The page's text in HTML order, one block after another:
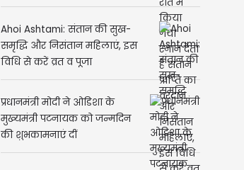
Ahoi Ashtami: संतान की सुख-
समृद्धि और निसंतान महिलाएं, इस
विधि से करें व्रत व पूजा
प्रधानमंत्री मोदी ने ओडिशा के
मुख्यमंत्री पटनायक को जन्मदिन
की शुभकामनाएं दीं